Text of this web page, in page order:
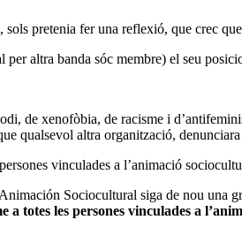
pretenia fer una reflexió, que crec
altra banda sóc membre) el seu
de xenofòbia, de racisme i
qualsevol altra organització,
vinculades a l’animació
Sociocultural siga de nou una
a totes les persones vinculades a